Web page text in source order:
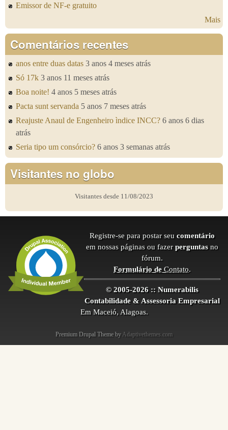
Emissor de NF-e gratuito
Mais
Comentários recentes
anos entre duas datas 3 anos 4 meses atrás
Só 17k 3 anos 11 meses atrás
Boa noite! 4 anos 5 meses atrás
Pacta sunt servanda 5 anos 7 meses atrás
Reajuste Anaul de Engenheiro ìndice INCC? 6 anos 6 dias
atrás
Seria tipo um consórcio? 6 anos 3 semanas atrás
Visitantes no globo
Visitantes desde 11/08/2023
Registre-se para postar seu comentário
em nossas páginas ou fazer perguntas no
fórum.
Formulário deContato.
© 2005-2026 :: Numerabilis
Contabilidade & Assessoria Empresarial
Em Maceió, Alagoas.
Premium Drupal Theme by Adaptivethemes.com